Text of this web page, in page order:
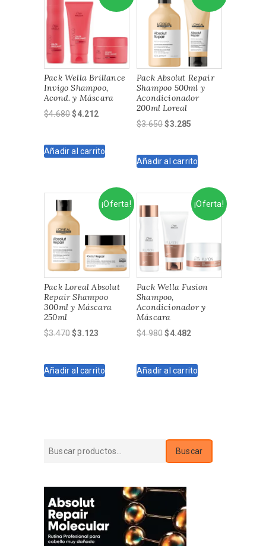
Pack Wella Brillance
Invigo Shampoo,
Acond. y Máscara
$4.680El
era:
$4.212
es:
Añadir al carrito
Pack Absolut Repair
Shampoo 500ml y
Acondicionador
200ml Loreal
$3.650El
era:
$3.285
es:
Añadir al carrito
¡Oferta!
Pack Loreal Absolut
Repair Shampoo
300ml y Máscara
250ml
$3.470El
era:
$3.123
es:
Añadir al carrito
¡Oferta!
Pack Wella Fusion
Shampoo,
Acondicionador y
Máscara
$4.980El
era:
$4.482
es:
Añadir al carrito
Buscar
Buscar